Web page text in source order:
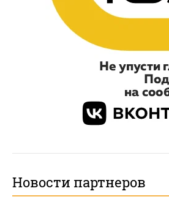
Новости партнеров